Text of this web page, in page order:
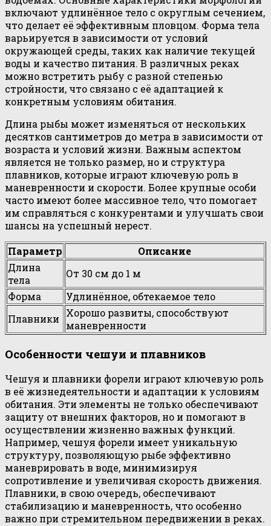
включают удлинённое тело с округлым сечением,
что делает её эффективным пловцом. Форма тела
варьируется в зависимости от условий
окружающей среды, таких как наличие текущей
воды и качество питания. В различных реках
можно встретить рыбу с разной степенью
стройности, что связано с её адаптацией к
конкретным условиям обитания.
Длина рыбы может изменяться от нескольких
десятков сантиметров до метра в зависимости от
возраста и условий жизни. Важным аспектом
является не только размер, но и структура
плавников, которые играют ключевую роль в
маневренности и скорости. Более крупные особи
часто имеют более массивное тело, что помогает
им справляться с конкурентами и улучшать свои
шансы на успешный нерест.
Параметр
Описание
Длина
тела
От 30 см до 1 м
Форма
Удлинённое, обтекаемое тело
Плавники
Хорошо развиты, способствуют
маневренности
Особенности чешуи и плавников
Чешуя и плавники форели играют ключевую роль
в её жизнедеятельности и адаптации к условиям
обитания. Эти элементы не только обеспечивают
защиту от внешних факторов, но и помогают в
осуществлении жизненно важных функций.
Например, чешуя форели имеет уникальную
структуру, позволяющую рыбе эффективно
маневрировать в воде, минимизируя
сопротивление и увеличивая скорость движения.
Плавники, в свою очередь, обеспечивают
стабилизацию и маневренность, что особенно
важно при стремительном передвижении в реках.